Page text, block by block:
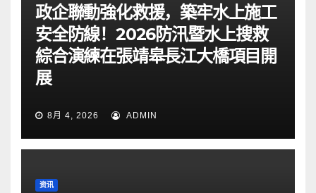
政企聯動強化救援，築牢水上施工
安全防線！2026防汛暨水上搜救
綜合演練在張靖皋長江大橋項目開
展
8月 4, 2026 ADMIN
资讯